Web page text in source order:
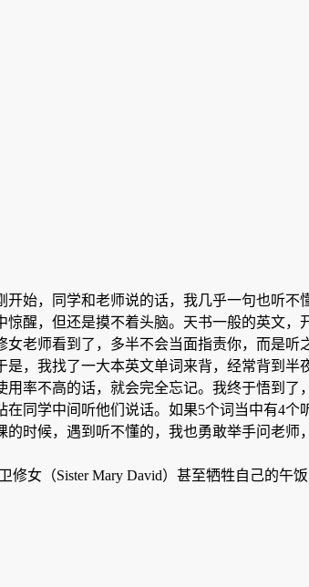
始，同学和老师说的话，我几乎一句也听
醒，但还是摸不着头脑。天书一般的英文
老师看到了，多半不会当面指责你，而是听
，我找了一大本英文单词来背，经常背到
率不高的话，就会完全忘记。我终于悟到了
同学中间听他们说话。如果5个词当中有4
候，遇到听不懂的，我也勇敢举手问老师，
女（Sister Mary David）甚至牺牲自己的